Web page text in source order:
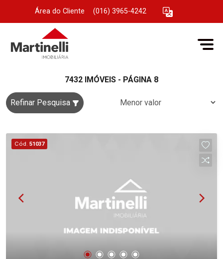
Área do Cliente (016) 3965-4242
7432 IMÓVEIS - PÁGINA 8
Refinar Pesquisa
Cód. 51037